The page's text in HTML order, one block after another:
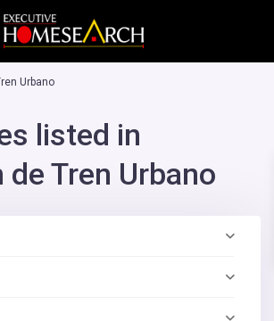
Urbano
listed in
de Tren Urbano